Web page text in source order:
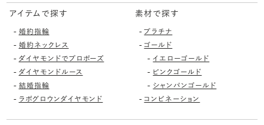
アイテムで探す
- 婚約指輪
- 婚約ネックレス
- ダイヤモンドでプロポーズ
- ダイヤモンドルース
- 結婚指輪
- ラボグロウンダイヤモンド
素材で探す
-プラチナ
- ゴールド
-イエローゴールド
- ピンクゴールド
- シャンパンゴールド
- コンビネーション